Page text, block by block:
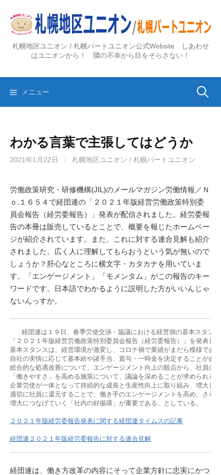
ス
札幌地区ユニオン / 札幌パートユニオン公式Website しあわせ
はユニオンから！ 隣の不幸から目をそらさない！
メニュー 検
わかる言葉で主張してはどうか
2021年1月22日 / 札幌地区ユニオン / 札幌パートユニオン
労働政策研究・研修機構(JIL)のメールマガジン労働情報／Ｎ
ｏ.１６５４で経団連の「２０２１年版経営労働政策特別委
員会報告（経労委報告）」発表が配信されました。経労委報
告の本冊は販売しているとことで、概要を報じたホームペー
ジが紹介されています。また、これに対する連合見解も紹介
されました。広く人に理解してもらおうという気が無いので
しょうか？肝心なところに横文字・カタカナを用いていま
す。「エンゲージメント」「モメンタム」がこの報告のキー
ワードです。日本語でわかるように説明した方がいいんじゃ
ないんっすか。
経団連は１９日、春季労使交渉・協議における経営側の基本スタン
「２０２１年版経営労働政策特別委員会報告（経労委報告）」を発表し
基本スタンスは、経営環境が激変し、コロナ禍で業績がまだら模様であ
自社の実情に応じて基本給や諸手当、賞与・一時金を決定することが必
総合的な処遇改善について、エンゲージメント向上の観点から、社員の
「働きやすさ」を高める施策について、議論を深めることが求められる
企業労使が一体となって持続的な成長と生産性向上に取り組み、増大し
適切に社員に還元することで、働き手のエンゲージメントを高め、さら
増大につなげていく「社内の好循環」が重要である、としている。
２０２１年版経労委報告発表に関する経団連タイムスの記事
経団連は、働き方改革の内容にそって企業方針に忠実にかつ